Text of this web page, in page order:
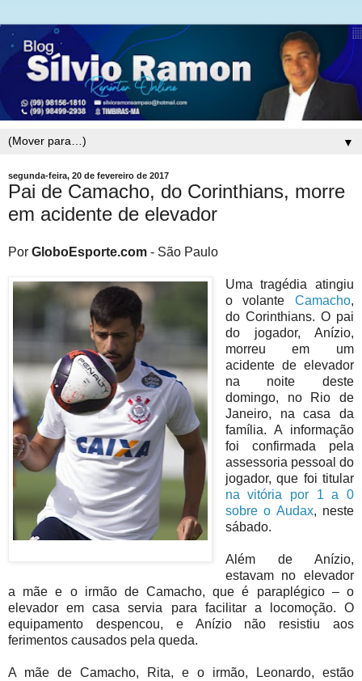
▼
segunda-feira, 20 de fevereiro de 2017
Pai de Camacho, do Corinthians, morre
em acidente de elevador
Por GloboEsporte.com - São Paulo
Uma tragédia atingiu
o volante Camacho,
do Corinthians. O pai
do jogador, Anízio,
morreu em um
acidente de elevador
na noite deste
domingo, no Rio de
Janeiro, na casa da
família. A informação
foi confirmada pela
assessoria pessoal do
jogador, que foi titular
na vitória por 1 a 0
sobre o Audax, neste
sábado.
Além de Anízio,
estavam no elevador
a mãe e o irmão de Camacho, que é paraplégico – o
elevador em casa servia para facilitar a locomoção. O
equipamento despencou, e Anízio não resistiu aos
ferimentos causados pela queda.
A mãe de Camacho, Rita, e o irmão, Leonardo, estão